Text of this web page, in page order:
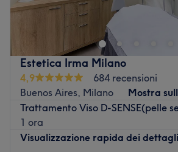
Estetica Irma Milano
4,9
684 recensioni
Buenos Aires, Milano
Mostra
Trattamento Viso D-SENSE(pelle
1 ora
Visualizzazione rapida dei